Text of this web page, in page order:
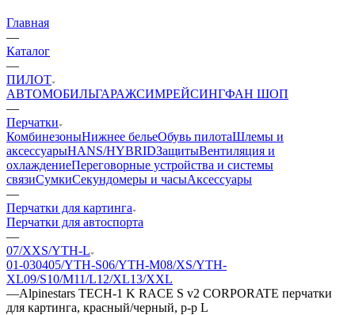
Главная
—
Каталог
—
ПИЛОТ
АВТОМОБИЛЬГАРАЖСИМРЕЙСИНГФАН ШОП
—
Перчатки
КомбинезоныНижнее бельеОбувь пилотаШлемы и
аксессуарыHANS/HYBRIDЗащитыВентиляция и
охлаждениеПереговорные устройства и системы
связиСумкиСекундомеры и часыАксессуары
—
Перчатки для картинга
Перчатки для автоспорта
—
07/XXS/YTH-L
01-030405/YTH-S06/YTH-M08/XS/YTH-
XL09/S10/M11/L12/XL13/XXL
—Alpinestars TECH-1 K RACE S v2 CORPORATE перчатки
для картинга, красный/черный, р-р L